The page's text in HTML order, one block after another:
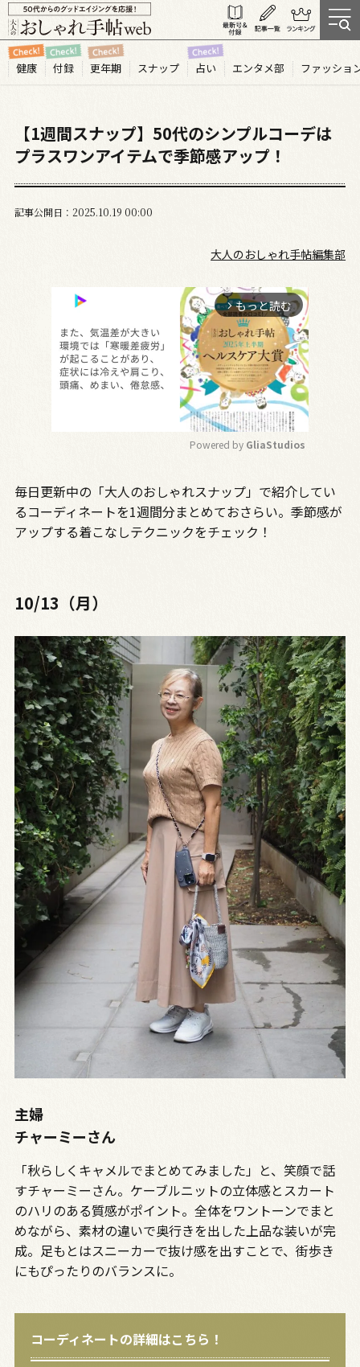
健康 付録 更年期 スナップ 占い エンタメ部 ファッショ
【1週間スナップ】50代のシンプルコーデは
プラスワンアイテムで季節感アップ！
記事公開日 2025.10 19 00:00
大人のおしゃれ手帖編集部
arrow_forward_ios もっと読む
t
Powered by GliaStudios
毎日更新中の「大人のおしゃれスナップ」で紹介してい
るコーディネートを1週間分まとめておさらい。季節感が
アップする着こなしテクニックをチェック！
10/13（月）
主婦
チャーミーさん
「秋らしくキャメルでまとめてみました」と、笑顔で話
すチャーミーさん。ケーブルニットの立体感とスカート
のハリのある質感がポイント。全体をワントーンでまと
めながら、素材の違いで奥行きを出した上品な装いが完
成。足もとはスニーカーで抜け感を出すことで、街歩き
にもぴったりのバランスに。
コーディネートの詳細はこちら！